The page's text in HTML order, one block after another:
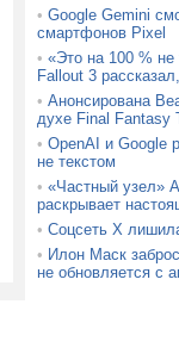
• Google Gemini
смартфонов Pixel
• «Это на 100 %
Fallout 3
• Анонсирована
духе Final Fantasy
• OpenAI и Google
не текстом
• «Частный узел»
раскрывает
• Соцсеть X
• Илон Маск
не обновляется с